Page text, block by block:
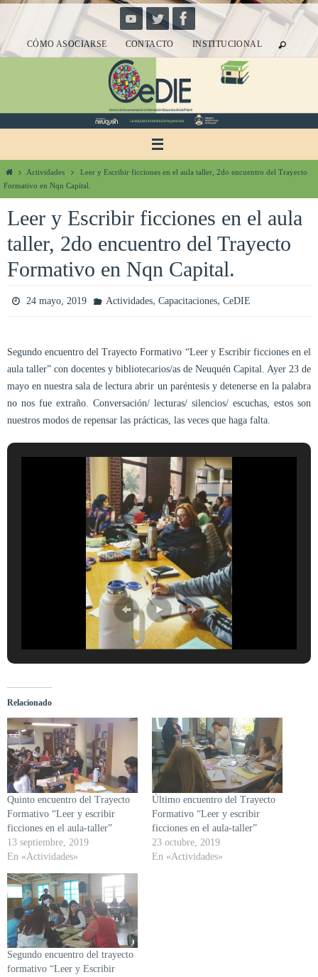
contenidoCÓMO ASOCIARSE CONTACTO INSTITUCIONAL
InicioActividades
Leer y Escribir ficciones en el aula taller, 2do encuentro del Trayecto
Formativo en Nqn Capital.
Leer y Escribir ficciones en el aula
taller, 2do encuentro del Trayecto
Formativo en Nqn Capital.
24 mayo, 2019 Actividades, Capacitaciones, CeDIE
Segundo encuentro del Trayecto Formativo “Leer y Escribir ficciones en el
aula taller” con docentes y bibliotecarios/as de Neuquén Capital. Ayer 23 de
mayo en nuestra sala de lectura abrir un paréntesis y detenerse en la palabra
no nos fue extraño. Conversación/ lecturas/ silencios/ escuchas, estos son
nuestros modos de repensar las prácticas, las veces que haga falta.
Relacionado
Quinto encuentro del Trayecto
Formativo “Leer y escribir
ficciones en el aula-taller”
13 septiembre, 2019
En «Actividades»
Último encuentro del Trayecto
Formativo “Leer y escribir
ficciones en el aula-taller”
23 octubre, 2019
En «Actividades»
Segundo encuentro del trayecto
formativo “Leer y Escribir